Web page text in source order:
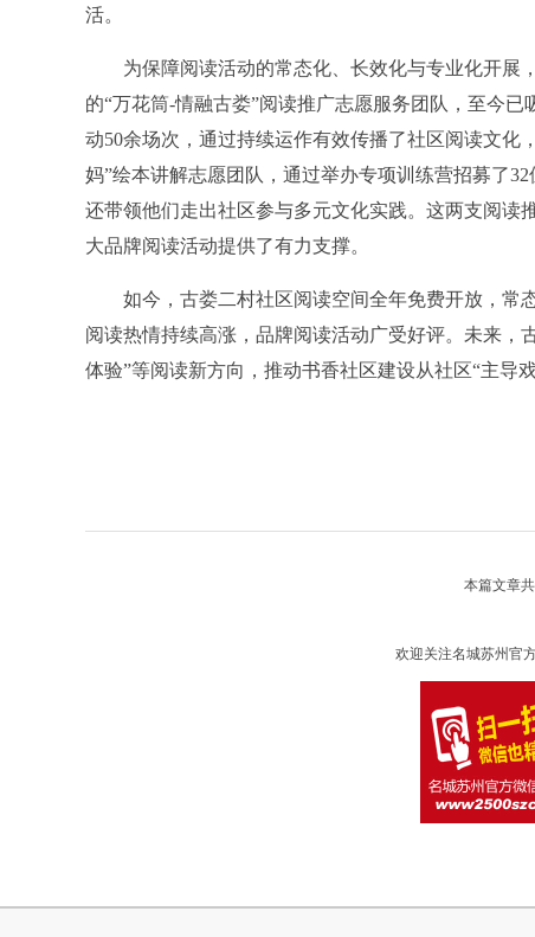
活。
为保障阅读活动的常态化、长效化与专业化开展
的“万花筒-情融古娄”阅读推广志愿服务团队，至今
动50余场次，通过持续运作有效传播了社区阅读文化
妈”绘本讲解志愿团队，通过举办专项训练营招募了
还带领他们走出社区参与多元文化实践。这两支阅读
大品牌阅读活动提供了有力支撑。
如今，古娄二村社区阅读空间全年免费开放，常
阅读热情持续高涨，品牌阅读活动广受好评。未来，
体验”等阅读新方向，推动书香社区建设从社区“主导
本篇文章
欢迎关注名城苏州官